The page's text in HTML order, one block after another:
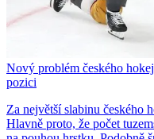
Nový problém českého
pozici
Za největší slabinu českého
Hlavně proto, že počet